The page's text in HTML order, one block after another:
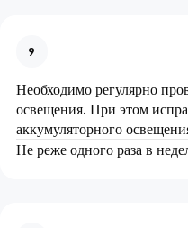
9
Необходимо регулярно
освещения. При этом
аккумуляторного
Не реже одного раза в